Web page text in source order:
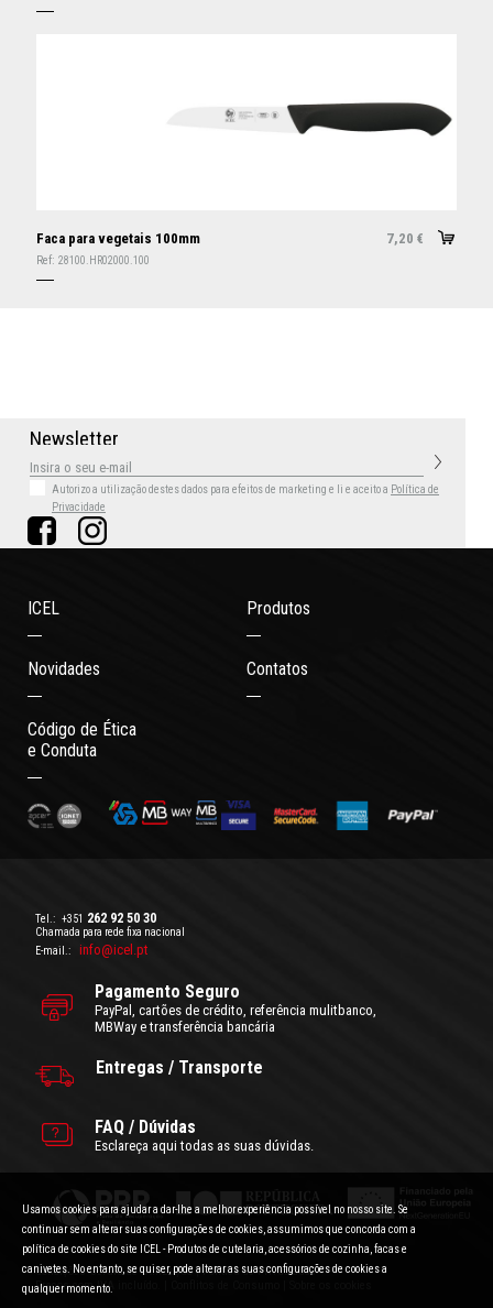
Faca para vegetais 100mm 7,20 €
Ref: 28100.HR02000.100
Newsletter
Autorizo a utilização destes dados para efeitos de marketing e li e aceito a Política de
Privacidade
ICEL Produtos
Novidades Contatos
Código de Ética
e Conduta
Tel.: +351 262 92 50 30
Chamada para rede fixa nacional
E-mail.:
info@icel.pt
Pagamento Seguro
PayPal, cartões de crédito, referência mulitbanco,
MBWay e transferência bancária
Entregas / Transporte
FAQ / Dúvidas
Esclareça aqui todas as suas dúvidas.
Condições Gerais de Utilização |Politica de Privacidade
Preços com IVA incluído.
Usamos cookies para ajudar a dar-lhe a melhor experiência possível no nosso site. Se
continuar sem alterar suas configurações de cookies, assumimos que concorda com a
política de cookies do site ICEL - Produtos de cutelaria, acessórios de cozinha, facas e
canivetes. No entanto, se quiser, pode alterar as suas configurações de cookies a
qualquer momento.